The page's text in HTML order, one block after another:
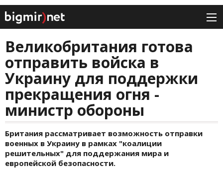
Великобритания готова
отправить войска в
Украину для поддержки
прекращения огня -
министр обороны
Британия рассматривает возможность отправки
военных в Украину в рамках "коалиции
решительных" для поддержания мира и
европейской безопасности.